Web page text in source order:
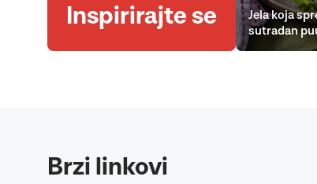
Inspirirajte se
Jela koja
sutradan
Brzi linkovi